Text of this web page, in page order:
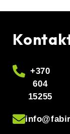
+370
604
15255